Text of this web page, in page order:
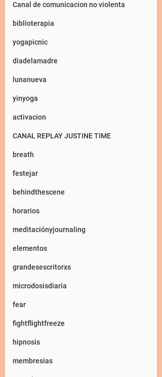
Canal de comunicacion no violenta
biblioterapia
yogapicnic
diadelamadre
lunanueva
yinyoga
activacion
CANAL REPLAY JUSTINE TIME
breath
festejar
behindthescene
horarios
meditaciónyjournaling
elementos
grandesescritorxs
microdosisdiaria
fear
fightflightfreeze
hipnosis
membresias